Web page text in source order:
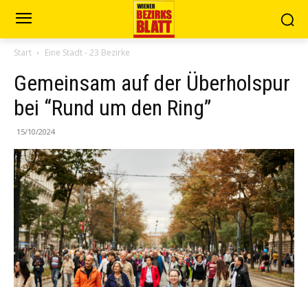
Start Eine Stadt - 23 Bezirke
Gemeinsam auf der Überholspur
bei “Rund um den Ring”
15/10/2024